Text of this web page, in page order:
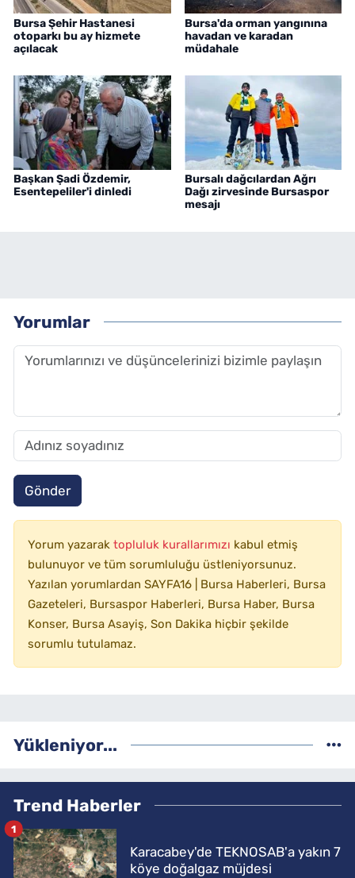
Bursa Şehir Hastanesi
otoparkı bu ay hizmete
açılacak
Bursa'da orman yangınına
havadan ve karadan
müdahale
Başkan Şadi Özdemir,
Esentepeliler'i dinledi
Bursalı dağcılardan Ağrı
Dağı zirvesinde Bursaspor
mesajı
Yorumlar
Gönder
Yorum yazarak topluluk kurallarımızı kabul etmiş
bulunuyor ve tüm sorumluluğu üstleniyorsunuz.
Yazılan yorumlardan SAYFA16 | Bursa Haberleri, Bursa
Gazeteleri, Bursaspor Haberleri, Bursa Haber, Bursa
Konser, Bursa Asayiş, Son Dakika hiçbir şekilde
sorumlu tutulamaz.
Yükleniyor...
Trend Haberler
Karacabey'de TEKNOSAB'a yakın 7
köye doğalgaz müjdesi
1